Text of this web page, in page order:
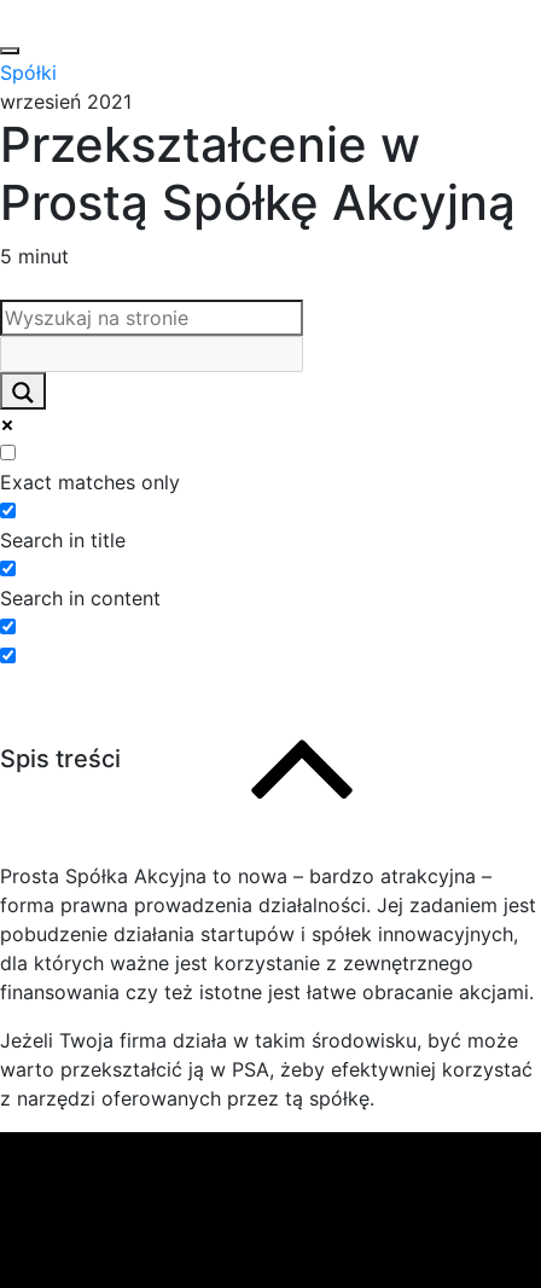
Spółki
wrzesień 2021
Przekształcenie w
Prostą Spółkę Akcyjną
5 minut
Exact matches only
Search in title
Search in content
Spis treści
Prosta Spółka Akcyjna to nowa – bardzo atrakcyjna –
forma prawna prowadzenia działalności. Jej zadaniem jest
pobudzenie działania startupów i spółek innowacyjnych,
dla których ważne jest korzystanie z zewnętrznego
finansowania czy też istotne jest łatwe obracanie akcjami.
Jeżeli Twoja firma działa w takim środowisku, być może
warto przekształcić ją w PSA, żeby efektywniej korzystać
z narzędzi oferowanych przez tą spółkę.